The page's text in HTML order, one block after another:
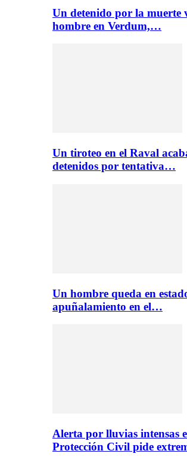
Un detenido por la muerte
hombre en Verdum,…
Un tiroteo en el Raval
detenidos por tentativa…
Un hombre queda en
apuñalamiento en el…
Alerta por lluvias intensas
Protección Civil pide